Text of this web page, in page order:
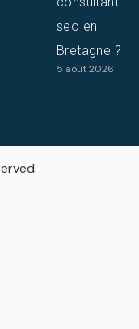
seo en
Bretagne ?
5 août 2026